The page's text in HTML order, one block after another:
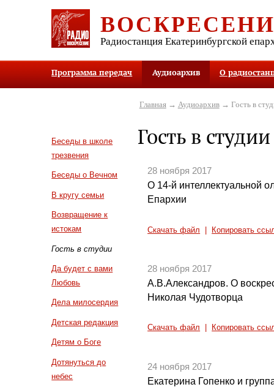
Радиостанция Екатеринбургской
Программа передач Аудиоархив О
Беседы в школе
трезвения
Беседы о Вечном
В кругу семьи
Возвращение к
истокам
Гость в студии
Да будет с вами
Любовь
Дела милосердия
Детская редакция
Детям о Боге
Дотянуться до
небес
Главная→ Аудиоархив→ Гость в
Гость в студии
28 ноября 2017
О 14-й интеллектуальной
Епархии
Скачать файл Копировать
28 ноября 2017
А.В.Александров. О
Николая Чудотворца
Скачать файл Копировать
24 ноября 2017
Екатерина Гопенко и